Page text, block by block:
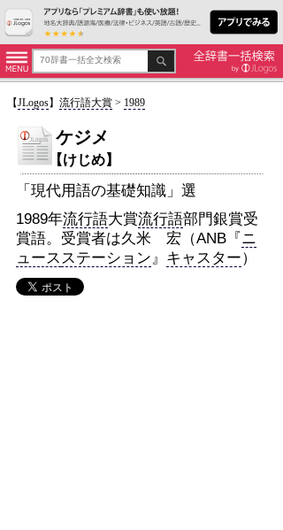
【JLogos】 流行語大賞> 1989
ケジメ
【けじめ】
「現代用語の基礎知識」選
1989年流行語大賞流行語部門銀賞受
賞語。受賞者は久米 宏（ANB『ニ
ュースステーション』 キャスター）